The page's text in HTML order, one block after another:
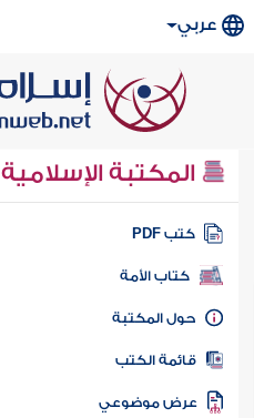
عربي
المكتبة الإسلامية
كتب PDF
كتاب الأمة
المكتبة
الكتب